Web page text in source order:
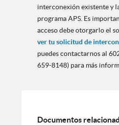
interconexión existente y
programa APS. Es
acceso debe otorgarlo el
ver tu solicitud de
puedes contactarnos al
659-8148) para más
Documentos